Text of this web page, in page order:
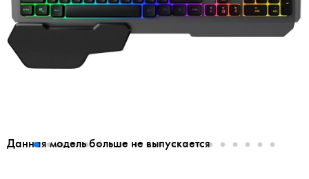
Данная модель больше не выпускается